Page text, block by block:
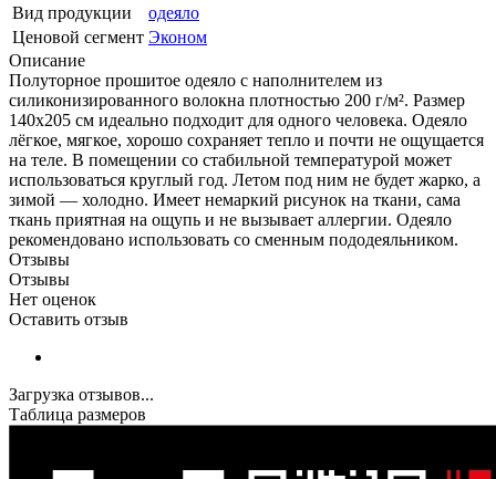
Вид продукции
одеяло
Ценовой сегмент Эконом
Описание
Полуторное прошитое одеяло с наполнителем из
силиконизированного волокна плотностью 200 г/м². Размер
140х205 см идеально подходит для одного человека. Одеяло
лёгкое, мягкое, хорошо сохраняет тепло и почти не ощущается
на теле. В помещении со стабильной температурой может
использоваться круглый год. Летом под ним не будет жарко, а
зимой — холодно. Имеет немаркий рисунок на ткани, сама
ткань приятная на ощупь и не вызывает аллергии. Одеяло
рекомендовано использовать со сменным пододеяльником.
Отзывы
Отзывы
Нет оценок
Оставить отзыв
Загрузка отзывов...
Таблица размеров